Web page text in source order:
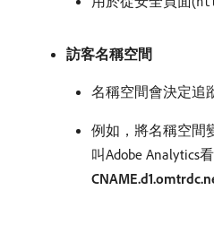
訪客名稱空間
名稱空間會決定追
例如，將名稱空間
叫Adobe Analytics